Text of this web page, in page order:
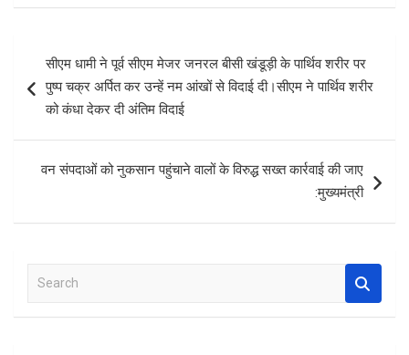
ce
o
o
k
ail at
s
A
p
p
ar
navigation
सीएम धामी ने पूर्व सीएम मेजर जनरल बीसी खंडूड़ी के पार्थिव शरीर पर
पुष्प चक्र अर्पित कर उन्हें नम आंखों से विदाई दी।सीएम ने पार्थिव शरीर
को कंधा देकर दी अंतिम विदाई
वन संपदाओं को नुकसान पहुंचाने वालों के विरुद्ध सख्त कार्रवाई की जाए
:मुख्यमंत्री
a